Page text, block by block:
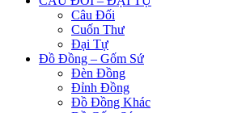
Câu Đối
Cuốn Thư
Đại Tự
Đồ Đồng – Gốm Sứ
Đèn Đồng
Đỉnh Đồng
Đồ Đồng Khác